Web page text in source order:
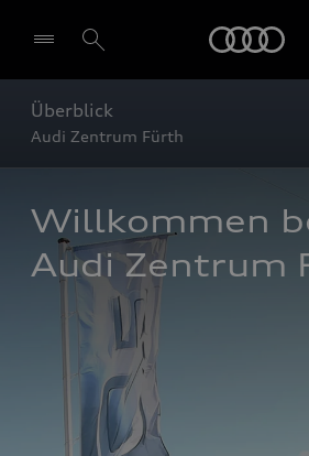
Überblick
Audi Zentrum Fürth
Willkommen
Audi Zentrum